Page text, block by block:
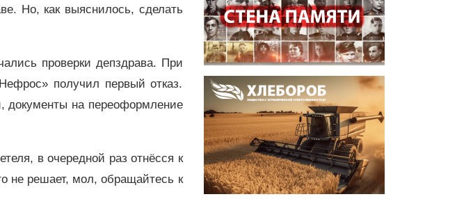
Но, как выяснилось, сделать
проверки депздрава. При
получил первый отказ.
документы на переоформление
в очередной раз отнёсся к
не решает, мол, обращайтесь к